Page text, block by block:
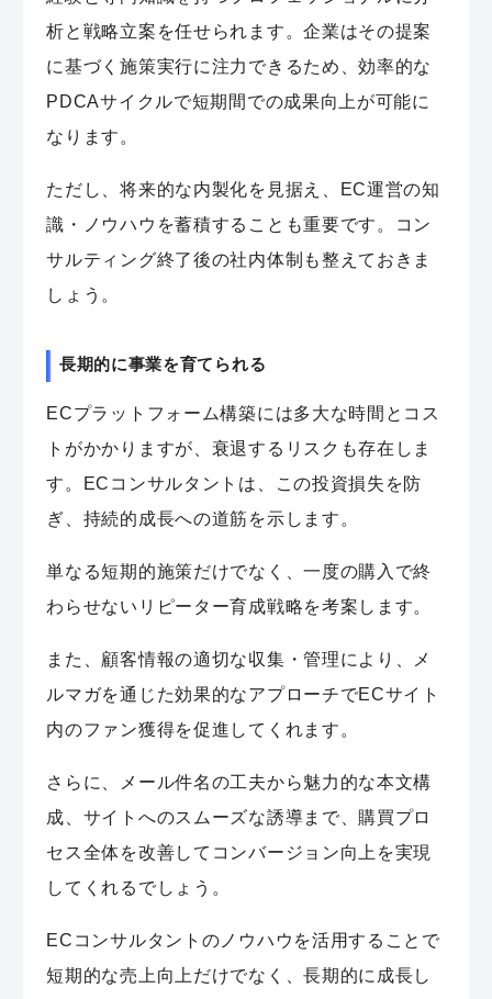
析と戦略立案を任せられます。企業はその提案
に基づく施策実行に注力できるため、効率的な
PDCAサイクルで短期間での成果向上が可能に
なります。
ただし、将来的な内製化を見据え、EC運営の知
識・ノウハウを蓄積することも重要です。コン
サルティング終了後の社内体制も整えておきま
しょう。
長期的に事業を育てられる
ECプラットフォーム構築には多大な時間とコス
トがかかりますが、衰退するリスクも存在しま
す。ECコンサルタントは、この投資損失を防
ぎ、持続的成長への道筋を示します。
単なる短期的施策だけでなく、一度の購入で終
わらせないリピーター育成戦略を考案します。
また、顧客情報の適切な収集・管理により、メ
ルマガを通じた効果的なアプローチでECサイト
内のファン獲得を促進してくれます。
さらに、メール件名の工夫から魅力的な本文構
成、サイトへのスムーズな誘導まで、購買プロ
セス全体を改善してコンバージョン向上を実現
してくれるでしょう。
ECコンサルタントのノウハウを活用することで
短期的な売上向上だけでなく、長期的に成長し